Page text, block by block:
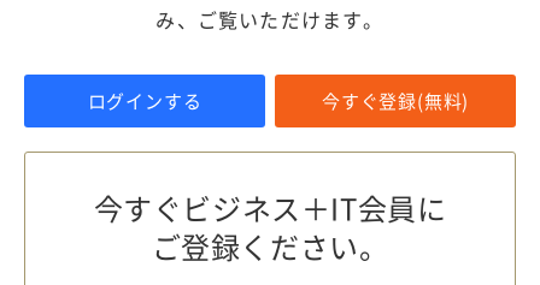
み、ご覧いただけます。
ログインする 今すぐ登録(無料)
今すぐビジネス＋IT会員に
ご登録ください。